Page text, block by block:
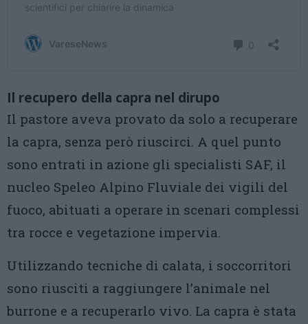
Il recupero della capra nel dirupo
Il pastore aveva provato da solo a recuperare
la capra, senza però riuscirci. A quel punto
sono entrati in azione gli specialisti SAF, il
nucleo Speleo Alpino Fluviale dei vigili del
fuoco, abituati a operare in scenari complessi
tra rocce e vegetazione impervia.
Utilizzando tecniche di calata, i soccorritori
sono riusciti a raggiungere l’animale nel
burrone e a recuperarlo vivo. La capra è stata